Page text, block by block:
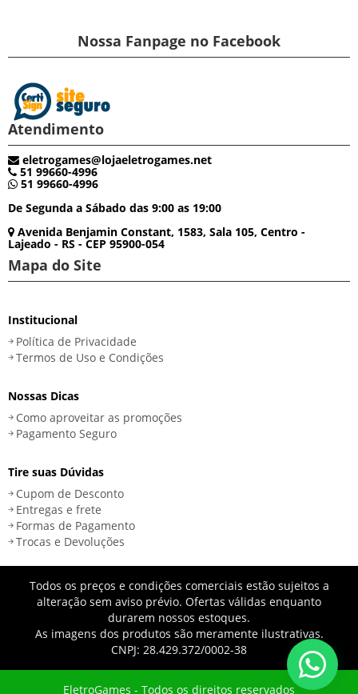
Nossa Fanpage no Facebook
Atendimento
eletrogames@lojaeletrogames.net
51 99660-4996
51 99660-4996
De Segunda a Sábado das 9:00 as 19:00
Avenida Benjamin Constant, 1583, Sala 105, Centro -
Lajeado - RS - CEP 95900-054
Mapa do Site
Institucional
Política de Privacidade
Termos de Uso e Condições
Nossas Dicas
Como aproveitar as promoções
Pagamento Seguro
Tire suas Dúvidas
Cupom de Desconto
Entregas e frete
Formas de Pagamento
Trocas e Devoluções
Todos os preços e condições comerciais estão sujeitos a
alteração sem aviso prévio. Ofertas válidas enquanto
durarem nossos estoques.
As imagens dos produtos são meramente ilustrativas.
CNPJ: 28.429.372/0002-38
EletroGames - Todos os direitos reservados